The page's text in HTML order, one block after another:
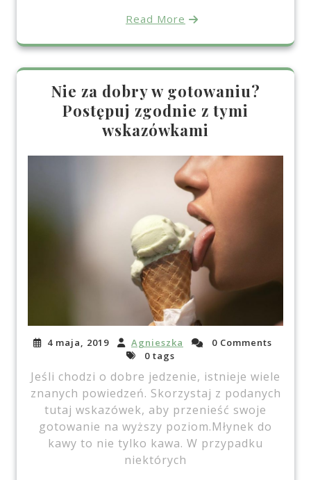
Read More
Nie za dobry w gotowaniu?
Postępuj zgodnie z tymi
wskazówkami
4 maja, 2019 Agnieszka
0 Comments
0 tags
Jeśli chodzi o dobre jedzenie, istnieje wiele
znanych powiedzeń. Skorzystaj z podanych
tutaj wskazówek, aby przenieść swoje
gotowanie na wyższy poziom.Młynek do
kawy to nie tylko kawa. W przypadku
niektórych